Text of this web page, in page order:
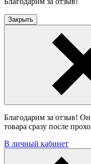
Закрыть
Благодарим за отзыв!
товара сразу после
В личный кабинет